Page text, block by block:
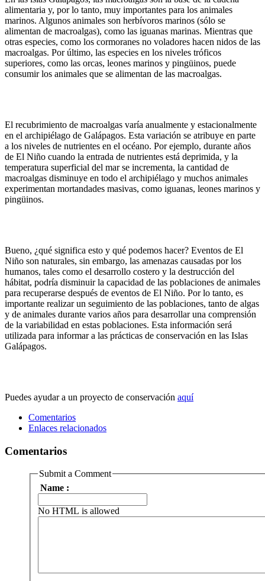
alimentaria y, por lo tanto, muy importantes para los animales
marinos. Algunos animales son herbívoros marinos (sólo se
alimentan de macroalgas), como las iguanas marinas. Mientras que
otras especies, como los cormoranes no voladores hacen nidos de las
macroalgas. Por último, las especies en los niveles tróficos
superiores, como las orcas, leones marinos y pingüinos, puede
consumir los animales que se alimentan de las macroalgas.
El recubrimiento de macroalgas varía anualmente y estacionalmente
en el archipiélago de Galápagos. Esta variación se atribuye en parte
a los niveles de nutrientes en el océano. Por ejemplo, durante años
de El Niño cuando la entrada de nutrientes está deprimida, y la
temperatura superficial del mar se incrementa, la cantidad de
macroalgas disminuye en todo el archipiélago y muchos animales
experimentan mortandades masivas, como iguanas, leones marinos y
pingüinos.
Bueno, ¿qué significa esto y qué podemos hacer? Eventos de El
Niño son naturales, sin embargo, las amenazas causadas por los
humanos, tales como el desarrollo costero y la destrucción del
hábitat, podría disminuir la capacidad de las poblaciones de animales
para recuperarse después de eventos de El Niño. Por lo tanto, es
importante realizar un seguimiento de las poblaciones, tanto de algas
y de animales durante varios años para desarrollar una comprensión
de la variabilidad en estas poblaciones. Esta información será
utilizada para informar a las prácticas de conservación en las Islas
Galápagos.
Puedes ayudar a un proyecto de conservación aquí
Comentarios
Enlaces relacionados
Comentarios
Submit a Comment
Name :
No HTML is allowed